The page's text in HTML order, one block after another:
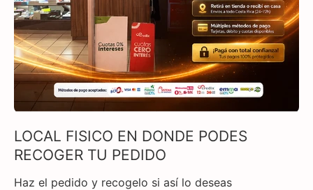
LOCAL FISICO EN DONDE PODES
RECOGER TU PEDIDO
Haz el pedido y recogelo si así lo deseas